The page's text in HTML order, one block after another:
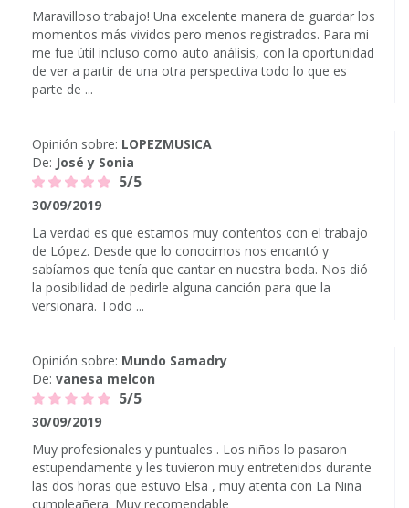
Maravilloso trabajo! Una excelente manera de guardar los
momentos más vividos pero menos registrados. Para mi
me fue útil incluso como auto análisis, con la oportunidad
de ver a partir de una otra perspectiva todo lo que es
parte de ...
Opinión sobre: LOPEZMUSICA
De: José y Sonia
5/5
30/09/2019
La verdad es que estamos muy contentos con el trabajo
de López. Desde que lo conocimos nos encantó y
sabíamos que tenía que cantar en nuestra boda. Nos dió
la posibilidad de pedirle alguna canción para que la
versionara. Todo ...
Opinión sobre: Mundo Samadry
De: vanesa melcon
5/5
30/09/2019
Muy profesionales y puntuales . Los niños lo pasaron
estupendamente y les tuvieron muy entretenidos durante
las dos horas que estuvo Elsa , muy atenta con La Niña
cumpleañera. Muy recomendable